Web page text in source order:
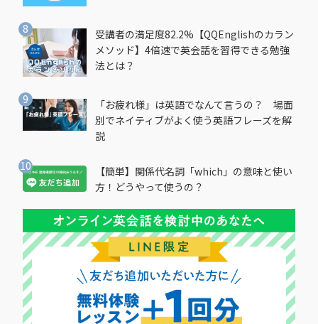
受講者の満足度82.2%【QQEnglishのカラン
メソッド】4倍速で英会話を習得できる勉強
法とは？
「お疲れ様」は英語でなんて言うの？ 場面
別でネイティブがよく使う英語フレーズを解
説
【簡単】関係代名詞「which」の意味と使い
方！どうやって使うの？